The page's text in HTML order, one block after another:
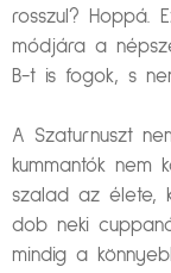
rosszul? Hoppá.
módjára a
B-t is fogok, s
A Szaturnuszt
kummantók nem
szalad az élete,
dob neki
mindig a